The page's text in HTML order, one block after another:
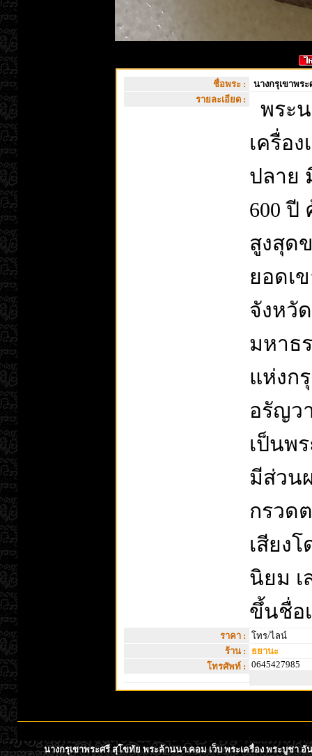
ชื่อพระ :
นางกรุเขาพร
รายละเอียด :
พระ
เครื่อ
ปลาย
600 ปี
สูงสุด
ยอดเ
จังหวั
มหาธ
แห่งก
อรัญว
เป็นพ
มีส่วน
กรวด
เสียง
นิยม เ
ขึ้นชื่อ
ราคา : โทร/ไลน์
ร้าน :
ธยานะ
โทรศัพท์ : 0645427985
นางกรุเขาพระศรี สุโขทัย พระล้านนา.คอม เว็บ พระเครื่อง พระบูชา